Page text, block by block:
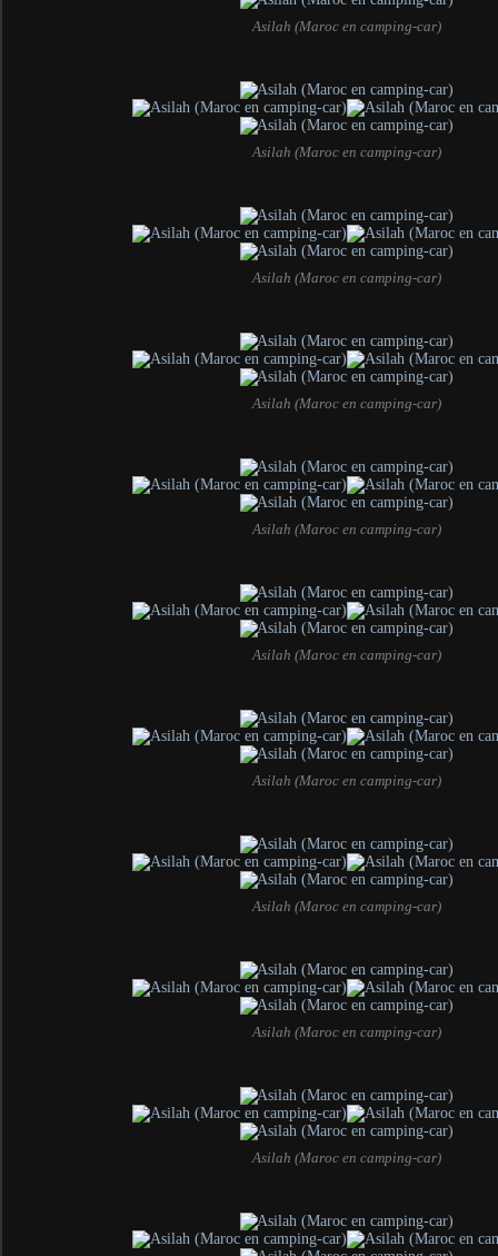
Asilah (Maroc en camping-car)
Asilah (Maroc en camping-car)
Asilah (Maroc en camping-car)
Asilah (Maroc en camping-car)
Asilah (Maroc en camping-car)
Asilah (Maroc en camping-car)
Asilah (Maroc en camping-car)
Asilah (Maroc en camping-car)
Asilah (Maroc en camping-car)
Asilah (Maroc en camping-car)